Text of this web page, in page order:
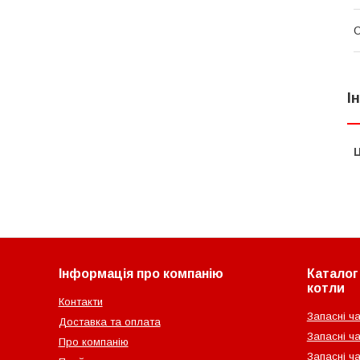
Інформація про компанію
Контакти
Доставка та оплата
Про компанію
котли
Запасні
Запасні
Запасні